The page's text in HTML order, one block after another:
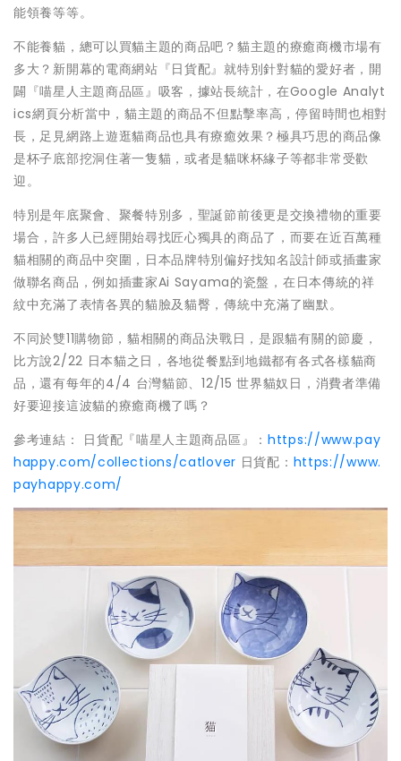
能領養等等。
不能養貓，總可以買貓主題的商品吧？貓主題的療癒商機市場有
多大？新開幕的電商網站『日貨配』就特別針對貓的愛好者，開
闢『喵星人主題商品區』吸客，據站長統計，在Google Analyt
ics網頁分析當中，貓主題的商品不但點擊率高，停留時間也相對
長，足見網路上遊逛貓商品也具有療癒效果？極具巧思的商品像
是杯子底部挖洞住著一隻貓，或者是貓咪杯緣子等都非常受歡
迎。
特別是年底聚會、聚餐特別多，聖誕節前後更是交換禮物的重要
場合，許多人已經開始尋找匠心獨具的商品了，而要在近百萬種
貓相關的商品中突圍，日本品牌特別偏好找知名設計師或插畫家
做聯名商品，例如插畫家Ai Sayama的瓷盤，在日本傳統的祥
紋中充滿了表情各異的貓臉及貓臀，傳統中充滿了幽默。
不同於雙11購物節，貓相關的商品決戰日，是跟貓有關的節慶，
比方說2/22 日本貓之日，各地從餐點到地鐵都有各式各樣貓商
品，還有每年的4/4 台灣貓節、12/15 世界貓奴日，消費者準備
好要迎接這波貓的療癒商機了嗎？
參考連結： 日貨配『喵星人主題商品區』： https://www.pay
happy.com/collections/catlover 日貨配： https://www.
payhappy.com/